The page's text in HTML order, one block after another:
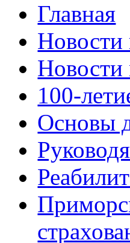
Главная
Новости
Новости
100-
Основы